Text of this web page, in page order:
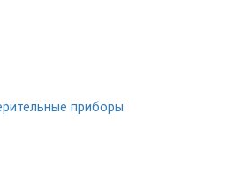
приборы